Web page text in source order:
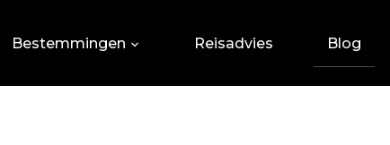
Bestemmingen Reisadvies Blog